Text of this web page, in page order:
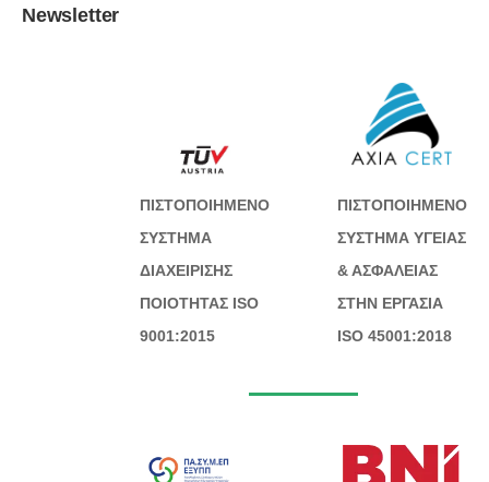
Newsletter
ΠΙΣΤΟΠΟΙΗΜΕΝΟ
ΣΥΣΤΗΜΑ
ΔΙΑΧΕΙΡΙΣΗΣ
ΠΟΙΟΤΗΤΑΣ ISO
9001:2015
ΠΙΣΤΟΠΟΙΗΜΕΝΟ
ΣΥΣΤΗΜΑ ΥΓΕΙΑΣ
& ΑΣΦΑΛΕΙΑΣ
ΣΤΗΝ ΕΡΓΑΣΙΑ
ISO 45001:2018